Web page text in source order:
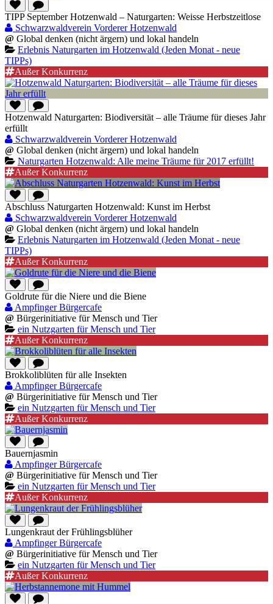
TIPP September Hotzenwald – Naturgarten: Weisse Herbstzeitlose
Schwarzwaldverein Vorderer Hotzenwald
@ Global denken (nicht ärgern) und lokal handeln
Erlebnis Naturgarten im Hotzenwald (Jeden Monat - neue
TIPPs)
Außer Konkurrenz
Hotzenwald Naturgarten: Biodiversität – alle Träume für dieses Jahr
erfüllt
Schwarzwaldverein Vorderer Hotzenwald
@ Global denken (nicht ärgern) und lokal handeln
Naturgarten Hotzenwald: Alle meine Träume für 2017 erfüllt!
Außer Konkurrenz
Abschluss Naturgarten Hotzenwald: Kunst im Herbst
Schwarzwaldverein Vorderer Hotzenwald
@ Global denken (nicht ärgern) und lokal handeln
Erlebnis Naturgarten im Hotzenwald (Jeden Monat - neue
TIPPs)
Außer Konkurrenz
Goldrute für die Niere und die Biene
Ampfinger Bürgercafe
@ Bürgerinitiative für Mensch und Tier
ein Nutzgarten für Mensch und Tier
Außer Konkurrenz
Brokkoliblüten für alle Insekten
Ampfinger Bürgercafe
@ Bürgerinitiative für Mensch und Tier
ein Nutzgarten für Mensch und Tier
Außer Konkurrenz
Bauernjasmin
Ampfinger Bürgercafe
@ Bürgerinitiative für Mensch und Tier
ein Nutzgarten für Mensch und Tier
Außer Konkurrenz
Lungenkraut der Frühlingsblüher
Ampfinger Bürgercafe
@ Bürgerinitiative für Mensch und Tier
ein Nutzgarten für Mensch und Tier
Außer Konkurrenz